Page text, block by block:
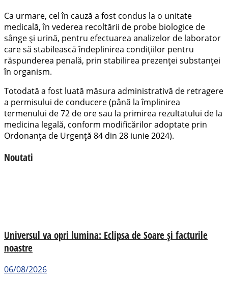
Ca urmare, cel în cauză a fost condus la o unitate
medicală, în vederea recoltării de probe biologice de
sânge și urină, pentru efectuarea analizelor de laborator
care să stabilească îndeplinirea condițiilor pentru
răspunderea penală, prin stabilirea prezenței substanței
în organism.
Totodată a fost luată măsura administrativă de retragere
a permisului de conducere (până la împlinirea
termenului de 72 de ore sau la primirea rezultatului de la
medicina legală, conform modificărilor adoptate prin
Ordonanța de Urgență 84 din 28 iunie 2024).
Noutati
Universul va opri lumina: Eclipsa de Soare și facturile
noastre
06/08/2026